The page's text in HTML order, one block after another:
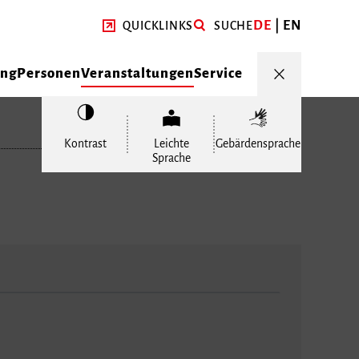
QUICKLINKS SUCHEDE EN
PersonenVeranstaltungenService
Kontrast
Leichte
Sprache
Gebärdensprache